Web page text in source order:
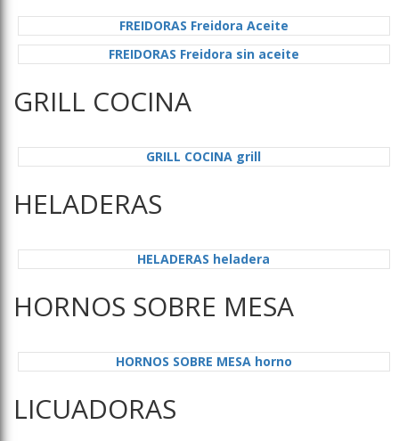
FREIDORAS Freidora Aceite
FREIDORAS Freidora sin aceite
GRILL COCINA
GRILL COCINA grill
HELADERAS
HELADERAS heladera
HORNOS SOBRE MESA
HORNOS SOBRE MESA horno
LICUADORAS